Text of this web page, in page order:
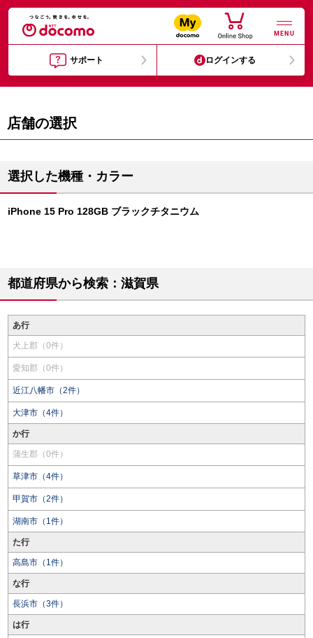
MENU
サポート ログインする
店舗の選択
選択した機種・カラー
iPhone 15 Pro 128GB ブラックチタニウム
都道府県から検索：滋賀県
あ行
犬上郡（0件）
愛知郡（0件）
近江八幡市（2件）
大津市（4件）
か行
蒲生郡（0件）
草津市（4件）
甲賀市（2件）
湖南市（1件）
た行
高島市（1件）
な行
長浜市（3件）
は行